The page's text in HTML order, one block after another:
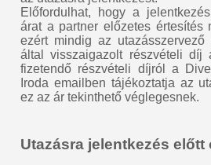
Előfordulhat, hogy a
árat a partner előzetes értesítés
ezért mindig az utazásszervező
által visszaigazolt részvételi díj
fizetendő részvételi díjról a
Iroda emailben tájékoztatja az
ez az ár tekinthető véglegesnek.
Utazásra jelentkezés előtt